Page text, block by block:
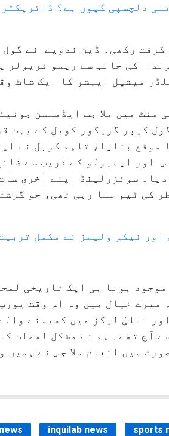
دلچسپی کیوں ہے؟
رکھی۔ ڈین ندویے نے
کی جانب سے ریمو فریولر
میشیل ایبشر کا ایک شاٹ
منٹ میں ملا جب ایڈملسن
کیپر گریگور کوبل کے بہت
بنایا، تاہم کوبل نے
اور ایمبولو کے قریب سے
سوئزرلینڈ اپنے آخری
کی ٹیم منا رہی تھی، جو
نیکو ولیمز نے مکمل
ہونا ہی ایک تاریخی
میرے خیال میں وہ اس وقت
اعلیٰ لیگز میں کھیلنے والے
آج تھے۔ ہم نے مشکل لمحات
میں انعام ملا جس نے ہمیں
inquilab news sports